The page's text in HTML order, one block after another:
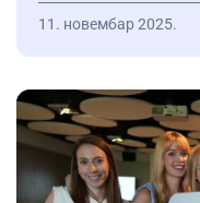
11. новембар 2025.